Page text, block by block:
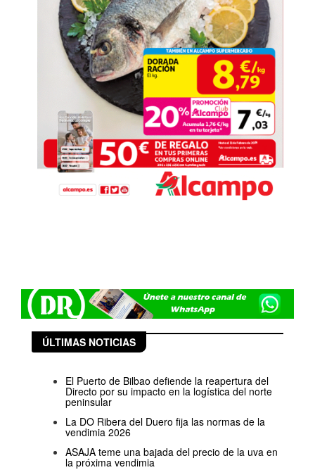
ÚLTIMAS NOTICIAS
El Puerto de Bilbao defiende la reapertura del
Directo por su impacto en la logística del norte
peninsular
La DO Ribera del Duero fija las normas de la
vendimia 2026
ASAJA teme una bajada del precio de la uva en
la próxima vendimia